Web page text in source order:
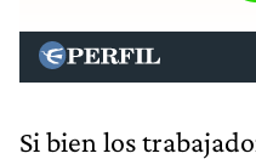
Si bien los